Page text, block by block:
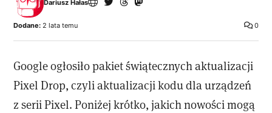
Dariusz Hałas
0
Dodane: 2 lata temu
Google ogłosiło pakiet świątecznych aktualizacji
Pixel Drop, czyli aktualizacji kodu dla urządzeń
z serii Pixel. Poniżej krótko, jakich nowości mogą